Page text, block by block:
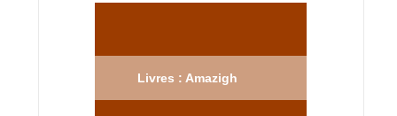
Livres : Amazigh